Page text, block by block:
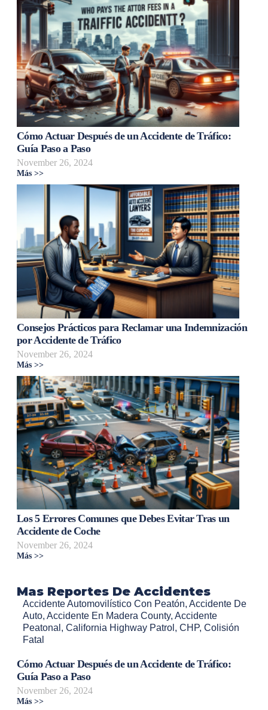
Cómo Actuar Después de un Accidente de Tráfico:
Guía Paso a Paso
November 26, 2024
Más >>
Consejos Prácticos para Reclamar una Indemnización
por Accidente de Tráfico
November 26, 2024
Más >>
Los 5 Errores Comunes que Debes Evitar Tras un
Accidente de Coche
November 26, 2024
Más >>
Mas Reportes De Accidentes
Accidente Automovilístico Con Peatón, Accidente De
Auto, Accidente En Madera County, Accidente
Peatonal , California Highway Patrol , CHP, Colisión
Fatal
Cómo Actuar Después de un Accidente de Tráfico:
Guía Paso a Paso
November 26, 2024
Más >>